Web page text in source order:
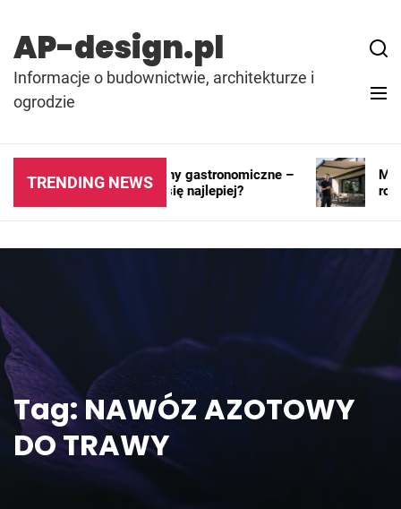
content
AP-design.pl
Informacje o budownictwie, architekturze i
ogrodzie
TRENDING NEWS
Kontenery i pawilony gastronomiczne –
gdzie sprawdzają się najlepiej?
Tag:NAWÓZ AZOTOWY
DO TRAWY